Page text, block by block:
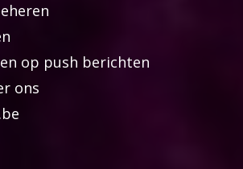
op push berichten
ons